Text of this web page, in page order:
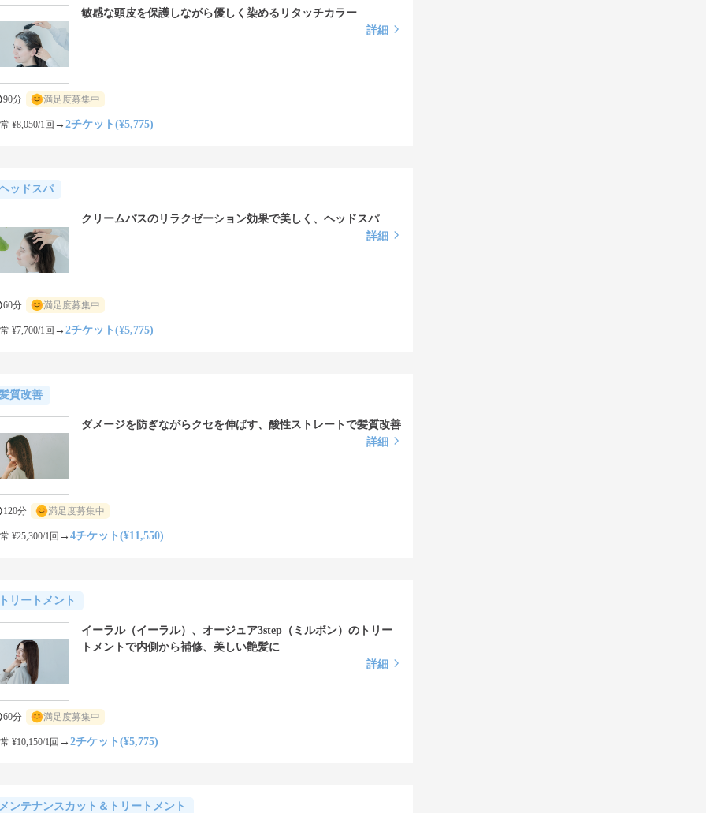
敏感な頭皮を保護しながら優しく染めるリタッチカラー
詳細
90分 満足度募集中
¥8,050/1回 → 2チケット(¥5,775)
ッドスパ
クリームバスのリラクゼーション効果で美しく、ヘッドスパ
詳細
60分 満足度募集中
¥7,700/1回 → 2チケット(¥5,775)
質改善
ダメージを防ぎながらクセを伸ばす、酸性ストレートで髪質改善
詳細
120分 満足度募集中
¥25,300/1回 → 4チケット(¥11,550)
リートメント
イーラル（イーラル）、オージュア3step（ミルボン）のトリー
トメントで内側から補修、美しい艶髪に
詳細
60分 満足度募集中
¥10,150/1回 → 2チケット(¥5,775)
ンテナンスカット＆トリートメント